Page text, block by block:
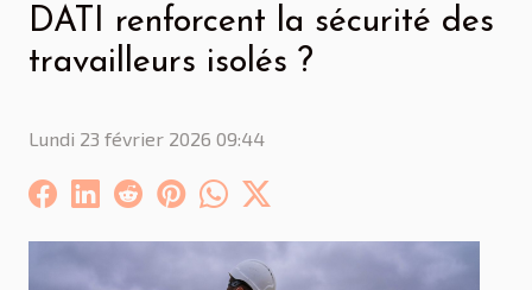
DATI renforcent la sécurité des
travailleurs isolés ?
Lundi 23 février 2026 09:44